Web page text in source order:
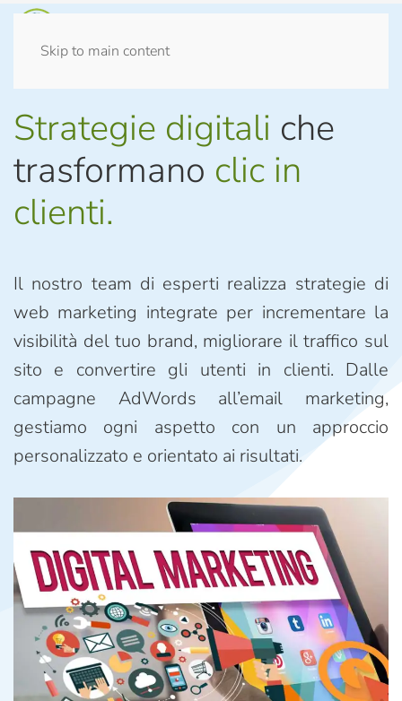
Skip to main content
Strategie digitali che
trasformano clic in
clienti.
Il nostro team di esperti realizza strategie di
web marketing integrate per incrementare la
visibilità del tuo brand, migliorare il traffico sul
sito e convertire gli utenti in clienti. Dalle
campagne AdWords all’email marketing,
gestiamo ogni aspetto con un approccio
personalizzato e orientato ai risultati.